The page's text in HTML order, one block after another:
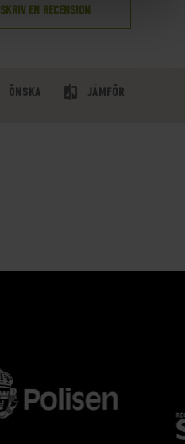
SKRIV EN RECENSION
ÖNSKA JÄMFÖR